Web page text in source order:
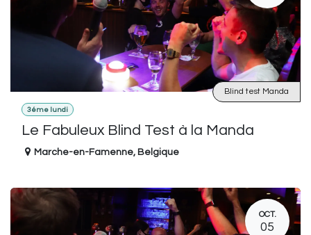
3éme lundi
Le Fabuleux Blind Test à la Manda
Blind test Manda
Marche-en-Famenne, Belgique
OCT.
05